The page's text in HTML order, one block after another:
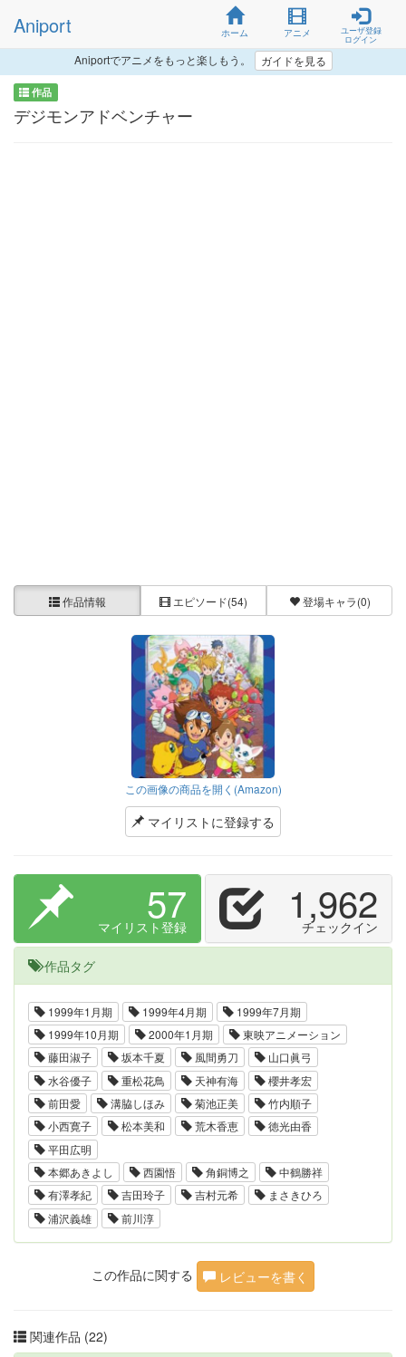
Aniport ホーム アニメ
ユーザ登録
ログイン
Aniportでアニメをもっと楽しもう。 ガイドを見る
作品
デジモンアドベンチャー
作品情報 エピソード(54) 登場キャラ(0)
この画像の商品を開く(Amazon)
マイリストに登録する
57
マイリスト登録 1,962
チェックイン
作品タグ
1999年1月期 1999年4月期
1999年7月期
1999年10月期
2000年1月期
東映アニメーション
藤田淑子
坂本千夏 風間勇刀
山口眞弓
水谷優子
重松花鳥 天神有海
櫻井孝宏
前田愛
溝脇しほみ 菊池正美
竹内順子
小西寛子
松本美和 荒木香恵
徳光由香
平田広明
本郷あきよし
西園悟 角銅博之
中鶴勝祥
有澤孝紀
吉田玲子 吉村元希
まさきひろ
浦沢義雄
前川淳
この作品に関する レビューを書く
関連作品 (22)